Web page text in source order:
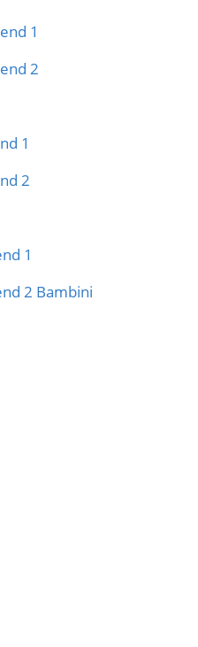
1
2
1
2
1
2 Bambini